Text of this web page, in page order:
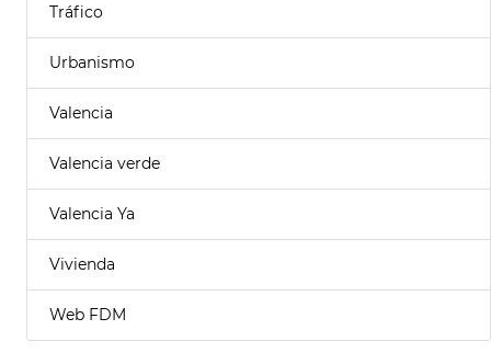
Tráfico
Urbanismo
Valencia
Valencia verde
Valencia Ya
Vivienda
Web FDM